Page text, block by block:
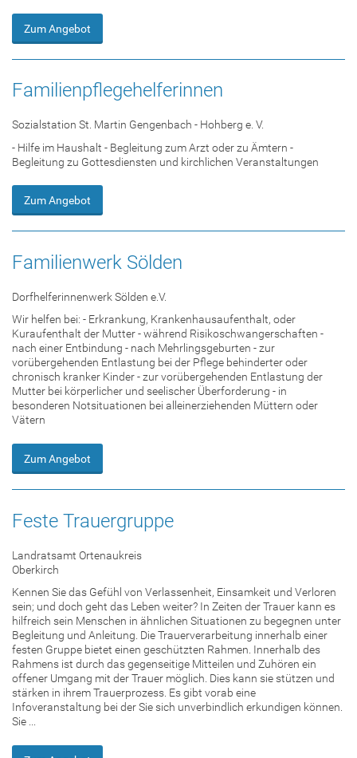
Zum Angebot
Familienpflegehelferinnen
Sozialstation St. Martin Gengenbach - Hohberg e. V.
- Hilfe im Haushalt - Begleitung zum Arzt oder zu Ämtern -
Begleitung zu Gottesdiensten und kirchlichen Veranstaltungen
Zum Angebot
Familienwerk Sölden
Dorfhelferinnenwerk Sölden e.V.
Wir helfen bei: - Erkrankung, Krankenhausaufenthalt, oder
Kuraufenthalt der Mutter - während Risikoschwangerschaften -
nach einer Entbindung - nach Mehrlingsgeburten - zur
vorübergehenden Entlastung bei der Pflege behinderter oder
chronisch kranker Kinder - zur vorübergehenden Entlastung der
Mutter bei körperlicher und seelischer Überforderung - in
besonderen Notsituationen bei alleinerziehenden Müttern oder
Vätern
Zum Angebot
Feste Trauergruppe
Landratsamt Ortenaukreis
Oberkirch
Kennen Sie das Gefühl von Verlassenheit, Einsamkeit und Verloren
sein; und doch geht das Leben weiter? In Zeiten der Trauer kann es
hilfreich sein Menschen in ähnlichen Situationen zu begegnen unter
Begleitung und Anleitung. Die Trauerverarbeitung innerhalb einer
festen Gruppe bietet einen geschützten Rahmen. Innerhalb des
Rahmens ist durch das gegenseitige Mitteilen und Zuhören ein
offener Umgang mit der Trauer möglich. Dies kann sie stützen und
stärken in ihrem Trauerprozess. Es gibt vorab eine
Infoveranstaltung bei der Sie sich unverbindlich erkundigen können.
Sie ...